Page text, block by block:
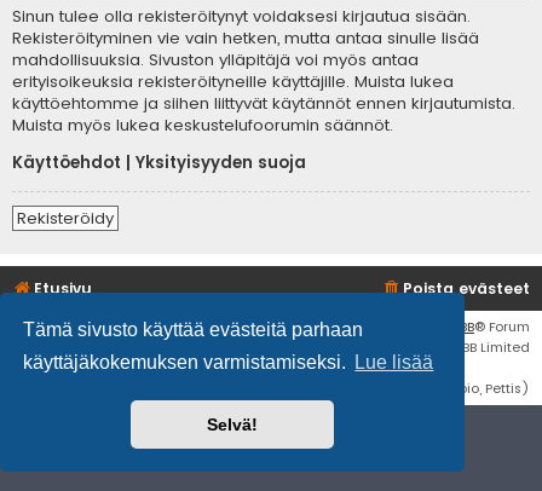
Tämä sivusto käyttää evästeitä parhaan
käyttäjäkokemuksen varmistamiseksi.
Lue lisää
Selvä!
Sinun tulee olla rekisteröitynyt voidaksesi kirjautua sisään.
Rekisteröityminen vie vain hetken, mutta antaa sinulle lisää
mahdollisuuksia. Sivuston ylläpitäjä voi myös antaa
erityisoikeuksia rekisteröityneille käyttäjille. Muista lukea
käyttöehtomme ja siihen liittyvät käytännöt ennen kirjautumista.
Muista myös lukea keskustelufoorumin säännöt.
Käyttöehdot
Yksityisyyden suoja
Rekisteröidy
Etusivu Poista evästeet
Flat Style byIan Bradley• Keskustelufoorumin ohjelmisto phpBB® Forum
Software © phpBB Limited
Käännös: phpBB Suomi (lurttinen, harritapio, Pettis)